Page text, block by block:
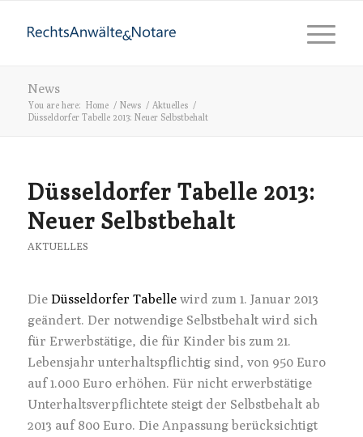
News
You are here: Home / News / Aktuelles /
Düsseldorfer Tabelle 2013: Neuer Selbstbehalt
Düsseldorfer Tabelle 2013:
Neuer Selbstbehalt
AKTUELLES
Die Düsseldorfer Tabellewird zum 1. Januar 2013
geändert. Der notwendige Selbstbehalt wird sich
für Erwerbstätige, die für Kinder bis zum 21.
Lebensjahr unterhaltspflichtig sind, von 950 Euro
auf 1.000 Euro erhöhen. Für nicht erwerbstätige
Unterhaltsverpflichtete steigt der Selbstbehalt ab
2013 auf 800 Euro. Die Anpassung berücksichtigt